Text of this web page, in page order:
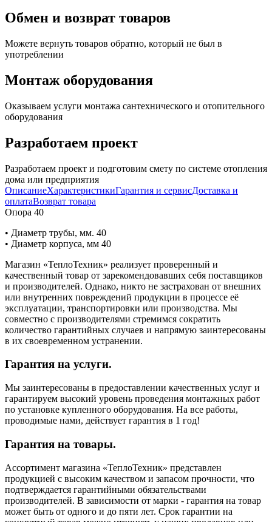
Обмен и возврат товаров
Можете вернуть товаров обратно, который не был в
употреблении
Монтаж оборудования
Оказываем услуги монтажа сантехнического и отопительного
оборудования
Разработаем проект
Разработаем проект и подготовим смету по системе отопления
дома или предприятия
ОписаниеХарактеристикиГарантия и сервисДоставка и
оплатаВозврат товара
Опора 40
• Диаметр трубы, мм. 40
• Диаметр корпуса, мм 40
Магазин «ТеплоТехник» реализует проверенный и
качественный товар от зарекомендовавших себя поставщиков
и производителей. Однако, никто не застрахован от внешних
или внутренних повреждений продукции в процессе её
эксплуатации, транспортировки или производства. Мы
совместно с производителями стремимся сократить
количество гарантийных случаев и напрямую заинтересованы
в их своевременном устранении.
Гарантия на услуги.
Мы заинтересованы в предоставлении качественных услуг и
гарантируем высокий уровень проведения монтажных работ
по установке купленного оборудования. На все работы,
проводимые нами, действует гарантия в 1 год!
Гарантия на товары.
Ассортимент магазина «ТеплоТехник» представлен
продукцией с высоким качеством и запасом прочности, что
подтверждается гарантийными обязательствами
производителей. В зависимости от марки - гарантия на товар
может быть от одного и до пяти лет. Срок гарантии на